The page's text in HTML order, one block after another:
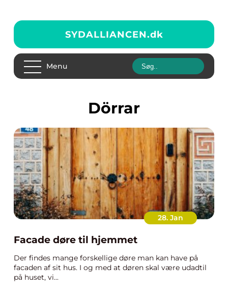
SYDALLIANCEN.dk
Menu
Dörrar
28. Jan
Facade døre til hjemmet
Der findes mange forskellige døre man kan have på
facaden af sit hus. I og med at døren skal være udadtil
på huset, vi...